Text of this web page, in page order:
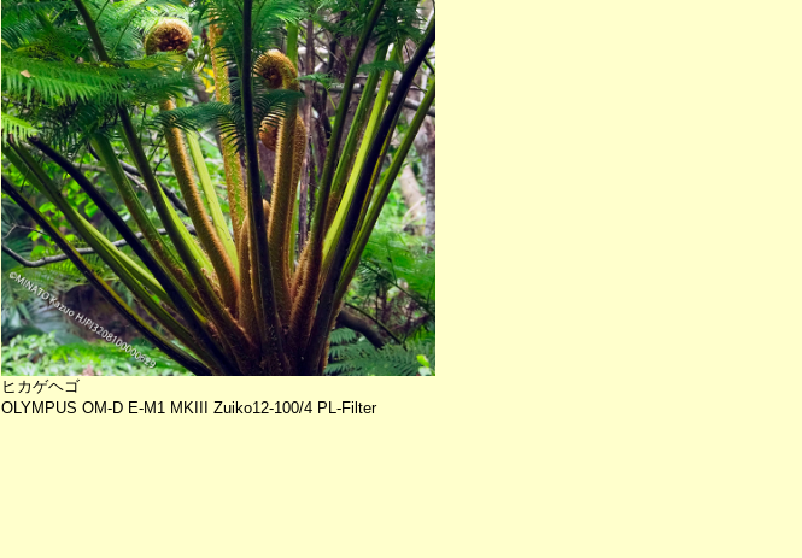
ヒカゲヘゴ
OLYMPUS OM-D E-M1 MKIII Zuiko12-100/4 PL-Filter